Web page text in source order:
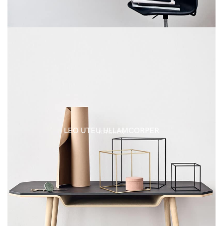
KITCHEN
LEO UTEU ULLAMCORPER